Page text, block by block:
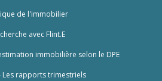
de l'immobilier
avec Flint.E
immobilière selon le DPE
Les rapports trimestriels